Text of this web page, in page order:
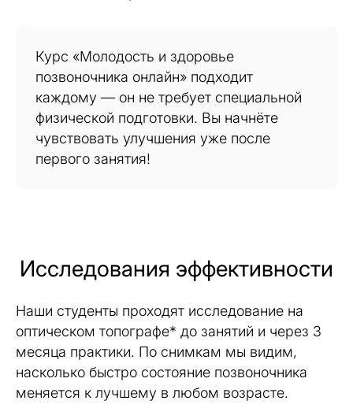
Курс «Молодость и здоровье
позвоночника онлайн» подходит
каждому — он не требует специальной
физической подготовки. Вы начнёте
чувствовать улучшения уже после
первого занятия!
Исследования эффективности
Наши студенты проходят исследование на
оптическом топографе* до занятий и через 3
месяца практики. По снимкам мы видим,
насколько быстро состояние позвоночника
меняется к лучшему в любом возрасте.